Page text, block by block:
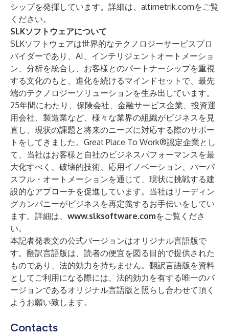
シップを発揮しています。詳細は、 altimetrik.comをご覧
ください。
SLKソフトウェアについて
SLKソフトウェアは世界的なテクノロジーサービスプロ
バイダーであり、AI、インテリジェントオートメーショ
ン、分析を統合し、お客様とのパートナーシップを重視
する文化のもと、進化を続けるマインドセットで、最先
端のテクノロジーソリューションを生み出しています。
25年間にわたり、保険会社、金融サービス企業、投資運
用会社、製造業など、様々な業界の組織がビジネスを見
直し、現状の課題と将来のニーズに対応する際のサポー
トをしてきました。Great Place To Work®認定企業とし
て、当社はお客様と自社のビジネスパフォーマンスを最
大化すべく、破壊的技術、応用イノベーション、パーパ
スフル・オートメーションを通じて、現状に挑戦する建
設的なアプローチを促進しています。当社はリーディン
グカンパニーがビジネスを再定義するお手伝いをしてい
ます。詳細は、 www.slksoftware.comをご覧くださ
い。
本記者発表文の公式バージョンはオリジナル言語版で
す。翻訳言語版は、読者の便宜を図る目的で提供された
ものであり、法的効力を持ちません。翻訳言語版を資料
としてご利用になる際には、法的効力を有する唯一のバ
ージョンであるオリジナル言語版と照らし合わせて頂く
ようお願い致します。
Contacts